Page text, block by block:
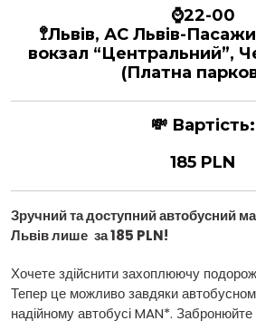
⌚22-00
🚏Львів, АС Львів-
вокзал “Центральний”,
(Платна
💸 Вартість:
185 PLN
Зручний та доступний автобусний
Львів лише за 185 PLN!
Хочете здійснити захоплюючу
Тепер це можливо завдяки
надійному автобусі MAN*. Забронюйте